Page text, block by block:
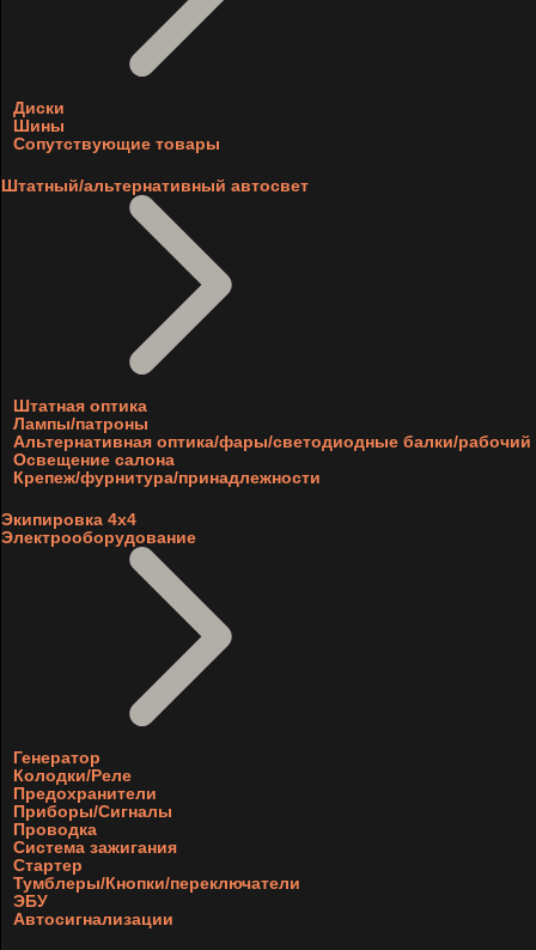
Диски
Шины
Сопутствующие товары
Штатный/альтернативный автосвет
Штатная оптика
Лампы/патроны
Альтернативная оптика/фары/светодиодные балки/рабочий
Освещение салона
Крепеж/фурнитура/принадлежности
Экипировка 4х4
Электрооборудование
Генератор
Колодки/Реле
Предохранители
Приборы/Сигналы
Проводка
Система зажигания
Стартер
Тумблеры/Кнопки/переключатели
ЭБУ
Автосигнализации